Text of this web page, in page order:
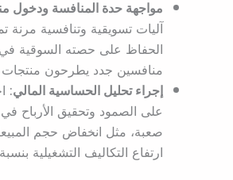
مواجهة حدة المنافسة ودخول
آليات تسويقية وتنافسية
الحفاظ على حصته السوقية
منافسين جدد يطرحون منتجات
إجراء تحليل الحساسية المالي:
على الصمود وتحقيق الأرباح
ارتفاع التكاليف التشغيلية بنسبة 15%.